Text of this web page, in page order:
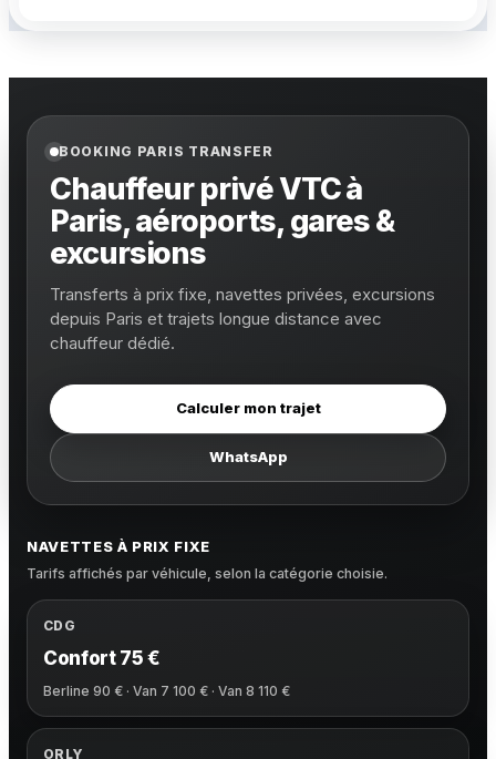
BOOKING PARIS TRANSFER
Chauffeur privé VTC à
Paris, aéroports, gares &
excursions
Transferts à prix fixe, navettes privées, excursions
depuis Paris et trajets longue distance avec
chauffeur dédié.
Calculer mon trajet
WhatsApp
NAVETTES À PRIX FIXE
Tarifs affichés par véhicule, selon la catégorie choisie.
CDG
Confort 75 €
Berline 90 € · Van 7 100 € · Van 8 110 €
ORLY